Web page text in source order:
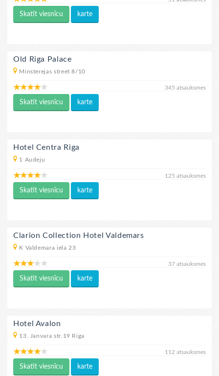
Skatīt viesnīcu karte
Old Riga Palace
Minsterejas street 8/10
345 atsauksmes
Skatīt viesnīcu karte
Hotel Centra Riga
1 Audeju
125 atsauksmes
Skatīt viesnīcu karte
Clarion Collection Hotel Valdemars
K Valdemara iela 23
37 atsauksmes
Skatīt viesnīcu karte
Hotel Avalon
13. Janvara str.19 Riga
112 atsauksmes
Skatīt viesnīcu karte